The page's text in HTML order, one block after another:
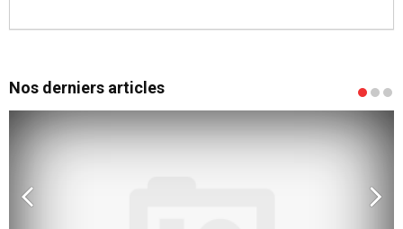
Nos derniers articles